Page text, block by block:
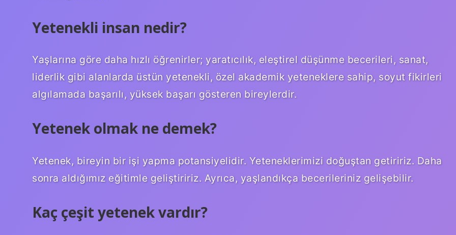
Yetenekli insan nedir?
Yaşlarına göre daha hızlı öğrenirler; yaratıcılık, eleştirel düşünme becerileri, sanat,
liderlik gibi alanlarda üstün yetenekli, özel akademik yeteneklere sahip, soyut fikirleri
algılamada başarılı, yüksek başarı gösteren bireylerdir.
Yetenek olmak ne demek?
Yetenek, bireyin bir işi yapma potansiyelidir. Yeteneklerimizi doğuştan getiririz. Daha
sonra aldığımız eğitimle geliştiririz. Ayrıca, yaşlandıkça becerileriniz gelişebilir.
Kaç çeşit yetenek vardır?